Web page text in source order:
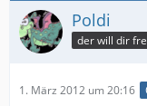
Poldi
der will dir
1. März 2012 um 20:16